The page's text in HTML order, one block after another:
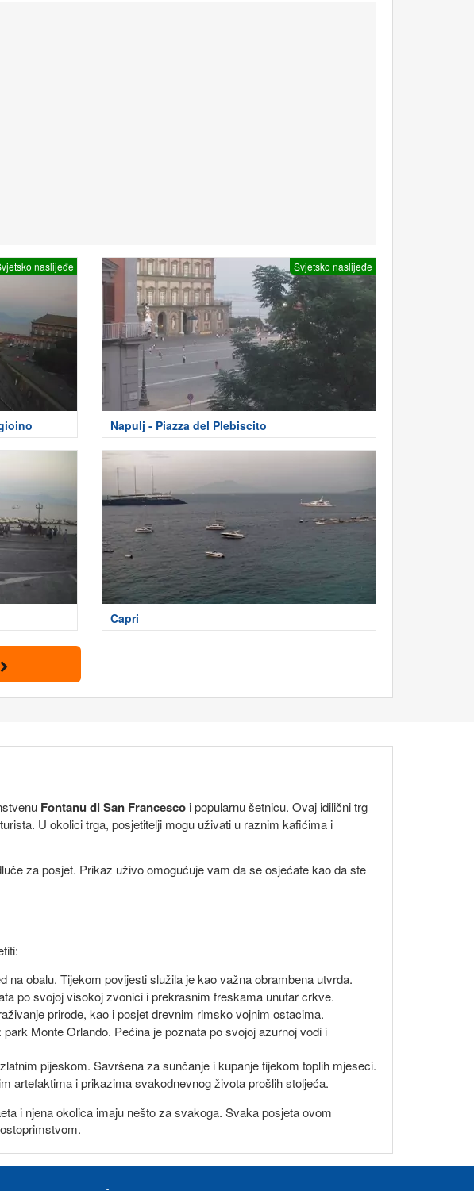
naslijeđe Svjetsko naslijeđe
Napulj - Piazza del Plebiscito
Capri
Fontanu di San Francesco i popularnu šetnicu. Ovaj idilični trg
U okolici trga, posjetitelji mogu uživati u raznim kafićima i
za posjet. Prikaz uživo omogućuje vam da se osjećate kao da ste
obalu. Tijekom povijesti služila je kao važna obrambena utvrda.
po svojoj visokoj zvonici i prekrasnim freskama unutar crkve.
prirode, kao i posjet drevnim rimsko vojnim ostacima.
Monte Orlando. Pećina je poznata po svojoj azurnoj vodi i
pijeskom. Savršena za sunčanje i kupanje tijekom toplih mjeseci.
artefaktima i prikazima svakodnevnog života prošlih stoljeća.
i njena okolica imaju nešto za svakoga. Svaka posjeta ovom